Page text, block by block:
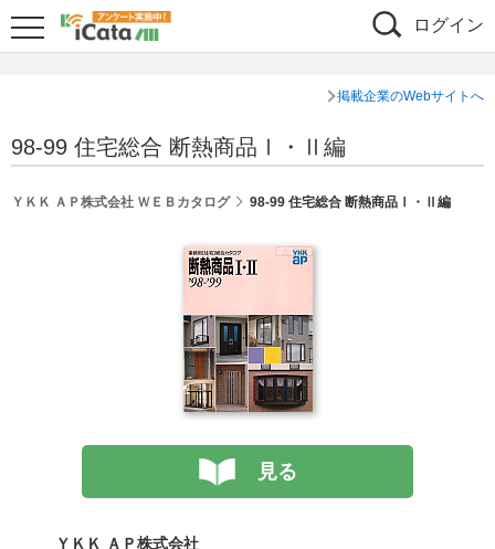
ログイン
掲載企業のWebサイトへ
98-99 住宅総合 断熱商品Ⅰ・Ⅱ編
ＹＫＫ ＡＰ株式会社 ＷＥＢカタログ 98-99 住宅総合 断熱商品Ⅰ・Ⅱ編
見る
ＹＫＫ ＡＰ株式会社